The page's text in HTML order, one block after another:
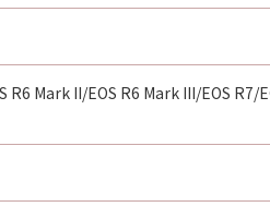
R6 Mark II/EOS R6 Mark III/EOS R7/